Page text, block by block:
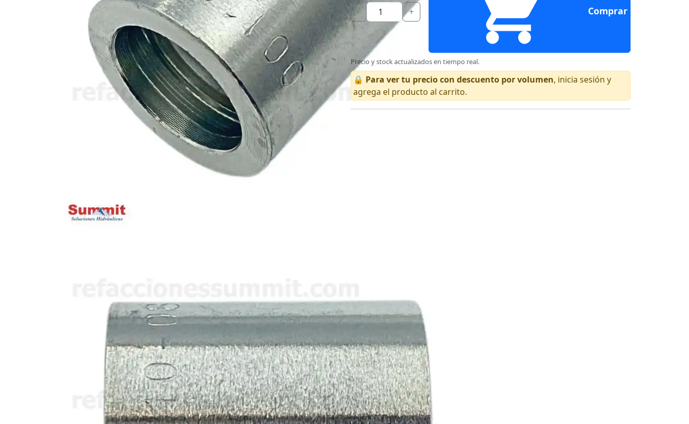
- + Comprar
Precio y stock actualizados en tiempo real.
🔒 Para ver tu precio con descuento por volumen, inicia sesión y
agrega el producto al carrito.